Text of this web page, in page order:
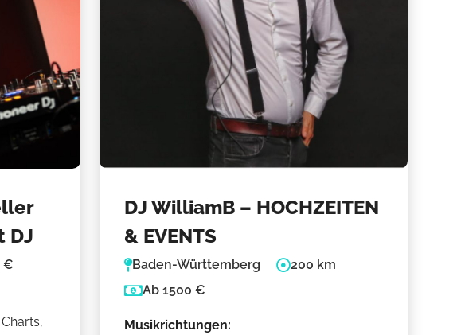
DJ
€
DJ WilliamB – HOCHZEITEN
& EVENTS
Baden-Württemberg
200 km
Ab 1500 €
Musikrichtungen: